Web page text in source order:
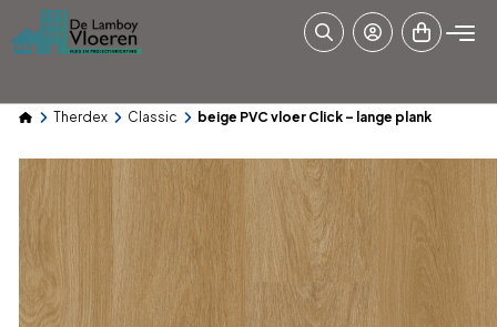
Therdex Classic beige PVC vloer Click – lange plank